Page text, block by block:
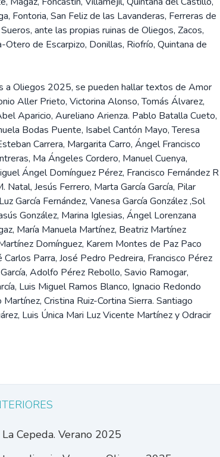
Fontoria, San Feliz de las Lavanderas, Ferreras de
ante las propias ruinas de Oliegos, Zacos,
Otero de Escarpizo, Donillas, Riofrío, Quintana de
a Oliegos 2025, se pueden hallar textos de Amor
Aller Prieto, Victorina Alonso, Tomás Álvarez,
Aparicio, Aureliano Arienza. Pablo Batalla Cueto,
Bodas Puente, Isabel Cantón Mayo, Teresa
Carrera, Margarita Carro, Ángel Francisco
Ma Ángeles Cordero, Manuel Cuenya,
Ángel Domínguez Pérez, Francisco Fernández R
Natal, Jesús Ferrero, Marta García García, Pilar
García Fernández, Vanesa García González ,Sol
González, Marina Iglesias, Ángel Lorenzana
María Manuela Martínez, Beatriz Martínez
Domínguez, Karem Montes de Paz Paco
Carlos Parra, José Pedro Pedreira, Francisco Pérez
Adolfo Pérez Rebollo, Savio Ramogar,
Luis Miguel Ramos Blanco, Ignacio Redondo
Cristina Ruiz-Cortina Sierra. Santiago
Luis Única Mari Luz Vicente Martínez y Odracir
Cepeda. Verano 2025